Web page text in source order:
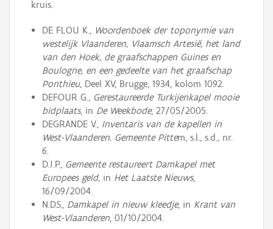
kruis.
DE FLOU K., Woordenboek der toponymie van
westelijk Vlaanderen, Vlaamsch Artesië, het land
van den Hoek, de graafschappen Guines en
Boulogne, en een gedeelte van het graafschap
Ponthieu, Deel XV, Brugge, 1934, kolom 1092.
DEFOUR G., Gerestaureerde Turkijenkapel mooie
bidplaats, in De Weekbode, 27/05/2005.
DEGRANDE V., Inventaris van de kapellen in
West-Vlaanderen. Gemeente Pittem, s.l., s.d., nr.
6.
D.J.P., Gemeente restaureert Damkapel met
Europees geld, in Het Laatste Nieuws,
16/09/2004.
N.D.S., Damkapel in nieuw kleedje, in Krant van
West-Vlaanderen, 01/10/2004.